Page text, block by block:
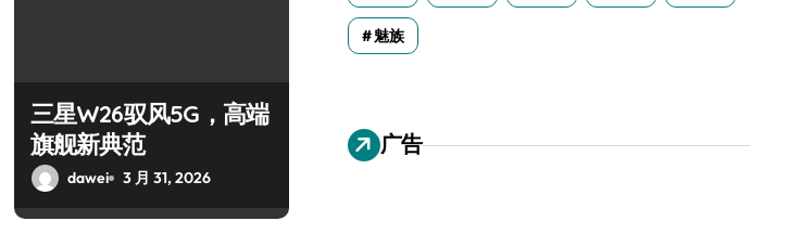
三星W26驭风5G，高端
旗舰新典范
dawei 3 月 31, 2026
魅族
广告